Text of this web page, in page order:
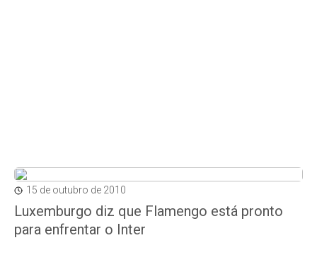
15 de outubro de 2010
Luxemburgo diz que Flamengo está pronto
para enfrentar o Inter